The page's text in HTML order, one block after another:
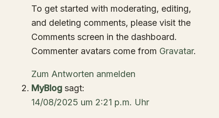
To get started with moderating, editing,
and deleting comments, please visit the
Comments screen in the dashboard.
Commenter avatars come from Gravatar.
Zum Antworten anmelden
MyBlog sagt:
14/08/2025 um 2:21 p.m. Uhr